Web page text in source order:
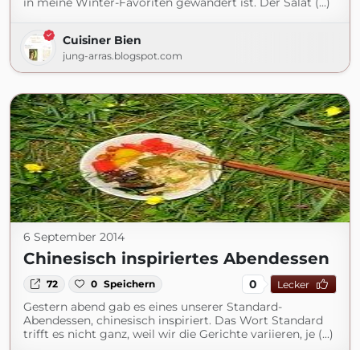
Cuisiner Bien
jung-arras.blogspot.com
6 September 2014
Chinesisch inspiriertes Abendessen
72 0 Speichern 0 Lecker
Gestern abend gab es eines unserer Standard-
Abendessen, chinesisch inspiriert. Das Wort Standard
trifft es nicht ganz, weil wir die Gerichte variieren, je (...)